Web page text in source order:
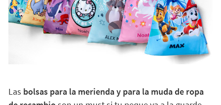
Las bolsas para la merienda y para la muda de ropa